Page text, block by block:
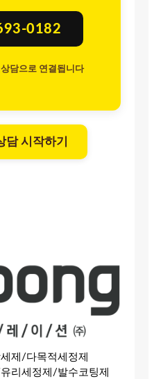
0182
담으로 연결됩니다
담 시작하기
제/다목적세정제
리세정제/발수코팅제